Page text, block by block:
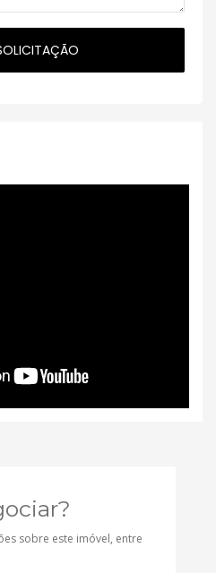
sobre este imóvel, entre